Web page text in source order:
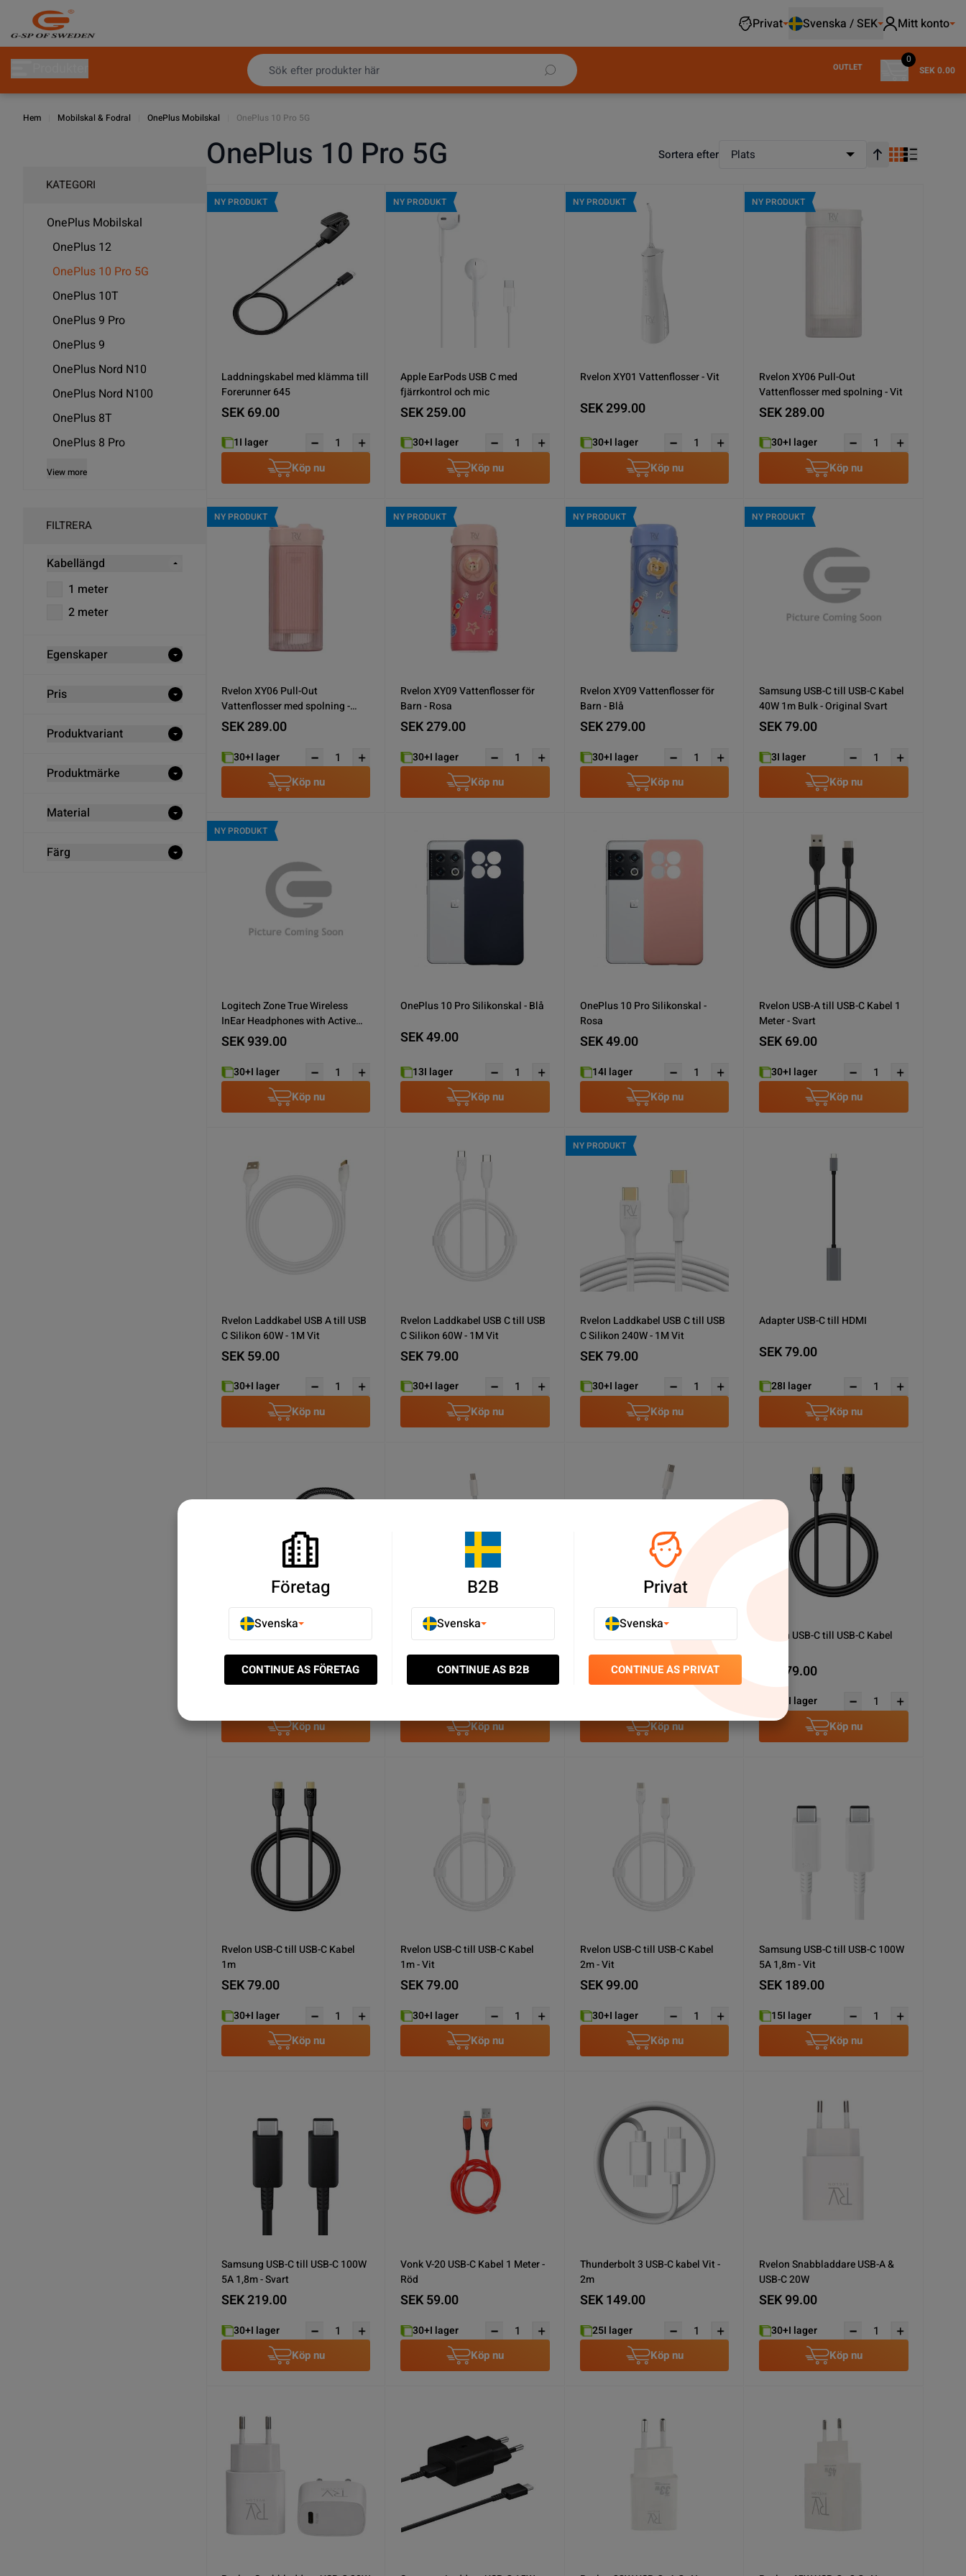
Hoppa till innehållet
Privat
Svenska / SEK Mitt konto
OUTLET
0
SEK 0.00
Hem Mobilskal & Fodral OnePlus Mobilskal OnePlus 10 Pro 5G
KATEGORI
OnePlus Mobilskal
OnePlus 12
OnePlus 10 Pro 5G
OnePlus 10T
OnePlus 9 Pro
OnePlus 9
OnePlus Nord N10
OnePlus Nord N100
OnePlus 8T
OnePlus 8 Pro
View more
FILTRERA
Kabellängd
1 meter
2 meter
Egenskaper
Pris
Produktvariant
Produktmärke
Material
Färg
OnePlus 10 Pro 5G Sortera efter Plats Stigande ordning
NY PRODUKT
Laddningskabel med klämma till
Forerunner 645
SEK 69.00
1I lager
Köp nu
NY PRODUKT
Apple EarPods USB C med
fjärrkontrol och mic
SEK 259.00
30+I lager
Köp nu
NY PRODUKT
Rvelon XY01 Vattenflosser - Vit
SEK 299.00
30+I lager
Köp nu
NY PRODUKT
Rvelon XY06 Pull-Out
Vattenflosser med spolning - Vit
SEK 289.00
30+I lager
Köp nu
NY PRODUKT
Rvelon XY06 Pull-Out
Vattenflosser med spolning -
Rosa
SEK 289.00
30+I lager
Köp nu
NY PRODUKT
Rvelon XY09 Vattenflosser för
Barn - Rosa
SEK 279.00
30+I lager
Köp nu
NY PRODUKT
Rvelon XY09 Vattenflosser för
Barn - Blå
SEK 279.00
30+I lager
Köp nu
NY PRODUKT
Samsung USB-C till USB-C Kabel
40W 1m Bulk - Original Svart
SEK 79.00
3I lager
Köp nu
NY PRODUKT
Logitech Zone True Wireless
InEar Headphones with Active
SEK 939.00
30+I lager
Köp nu
OnePlus 10 Pro Silikonskal - Blå
SEK 49.00
13I lager
Köp nu
OnePlus 10 Pro Silikonskal -
Rosa
SEK 49.00
14I lager
Köp nu
Rvelon USB-A till USB-C Kabel 1
Meter - Svart
SEK 69.00
30+I lager
Köp nu
Rvelon Laddkabel USB A till USB
C Silikon 60W - 1M Vit
SEK 59.00
30+I lager
Köp nu
Rvelon Laddkabel USB C till USB
C Silikon 60W - 1M Vit
SEK 79.00
30+I lager
Köp nu
NY PRODUKT
Rvelon Laddkabel USB C till USB
C Silikon 240W - 1M Vit
SEK 79.00
30+I lager
Köp nu
Adapter USB-C till HDMI
SEK 79.00
28I lager
Köp nu
USB C till USB A OTG Adapter
SEK 49.00
Köp nu
USB-C till Ethernet + USB C
SEK 239.00
Köp nu
USB-C till Ethernet OTG Adapter
SEK 229.00
Köp nu
Rvelon USB-C till USB-C Kabel
SEK 79.00
I lager
Köp nu
Rvelon USB-C till USB-C Kabel
1m
SEK 79.00
30+I lager
Köp nu
Rvelon USB-C till USB-C Kabel
1m - Vit
SEK 79.00
30+I lager
Köp nu
Rvelon USB-C till USB-C Kabel
2m - Vit
SEK 99.00
30+I lager
Köp nu
Samsung USB-C till USB-C 100W
5A 1,8m - Vit
SEK 189.00
15I lager
Köp nu
Samsung USB-C till USB-C 100W
5A 1,8m - Svart
SEK 219.00
30+I lager
Köp nu
Vonk V-20 USB-C Kabel 1 Meter -
Röd
SEK 59.00
30+I lager
Köp nu
Thunderbolt 3 USB-C kabel Vit -
2m
SEK 149.00
25I lager
Köp nu
Rvelon Snabbladdare USB-A &
USB-C 20W
SEK 99.00
30+I lager
Köp nu
Företag
Svenska
CONTINUE AS FÖRETAG
B2B
Svenska
CONTINUE AS B2B
Privat
Svenska
CONTINUE AS PRIVAT